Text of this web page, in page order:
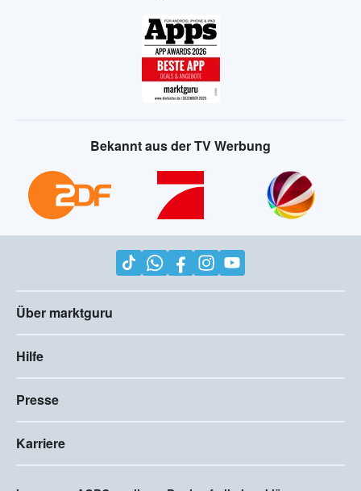
Bekannt aus der TV Werbung
Über marktguru
Hilfe
Presse
Karriere